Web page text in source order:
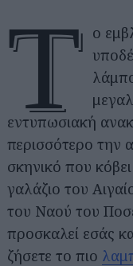
Τ ο
εντυπωσιακή
περισσότερο την
σκηνικό που
γαλάζιο του
του Ναού του
προσκαλεί εσάς
ζήσετε το πιο